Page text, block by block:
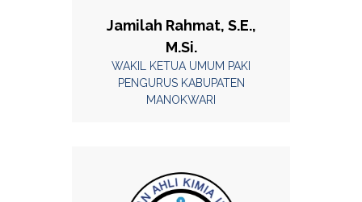
Jamilah Rahmat, S.E.,
M.Si.
WAKIL KETUA UMUM PAKI
PENGURUS KABUPATEN
MANOKWARI